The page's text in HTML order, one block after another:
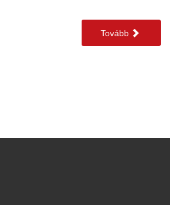
Tovább